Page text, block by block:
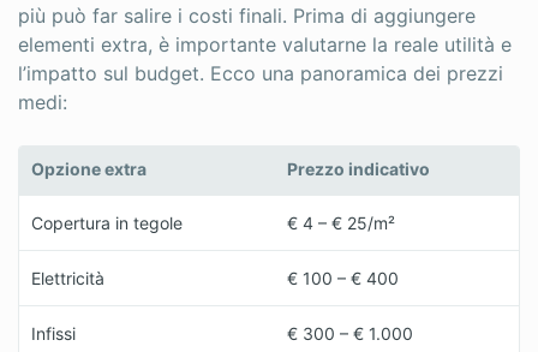
più può far salire i costi finali. Prima di aggiungere
elementi extra, è importante valutarne la reale utilità e
l’impatto sul budget. Ecco una panoramica dei prezzi
medi:
Opzione extra Prezzo indicativo
Copertura in tegole € 4 – € 25/m²
Elettricità € 100 – € 400
Infissi € 300 – € 1.000